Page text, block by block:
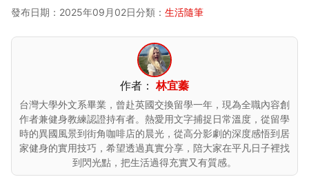
發布日期：2025年09月02日分類： 生活隨筆
作者：林宜蓁
台灣大學外文系畢業，曾赴英國交換留學一年，現為全職內容創
作者兼健身教練認證持有者。熱愛用文字捕捉日常溫度，從留學
時的異國風景到街角咖啡店的晨光，從高分影劇的深度感悟到居
家健身的實用技巧，希望透過真實分享，陪大家在平凡日子裡找
到閃光點，把生活過得充實又有質感。